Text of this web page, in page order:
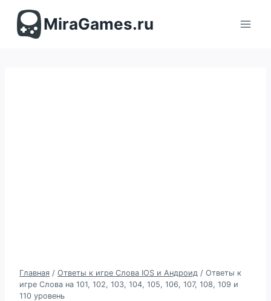
содержимомуMiraGames.ru
Главная / Ответы к игре Слова IOS и Андроид / Ответы к
игре Слова на 101, 102, 103, 104, 105, 106, 107, 108, 109 и
110 уровень